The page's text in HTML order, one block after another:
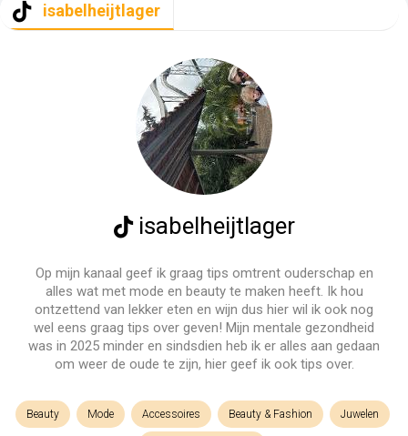
isabelheijtlager
isabelheijtlager
Op mijn kanaal geef ik graag tips omtrent ouderschap en
alles wat met mode en beauty te maken heeft. Ik hou
ontzettend van lekker eten en wijn dus hier wil ik ook nog
wel eens graag tips over geven! Mijn mentale gezondheid
was in 2025 minder en sindsdien heb ik er alles aan gedaan
om weer de oude te zijn, hier geef ik ook tips over.
Beauty Mode Accessoires Beauty & Fashion Juwelen